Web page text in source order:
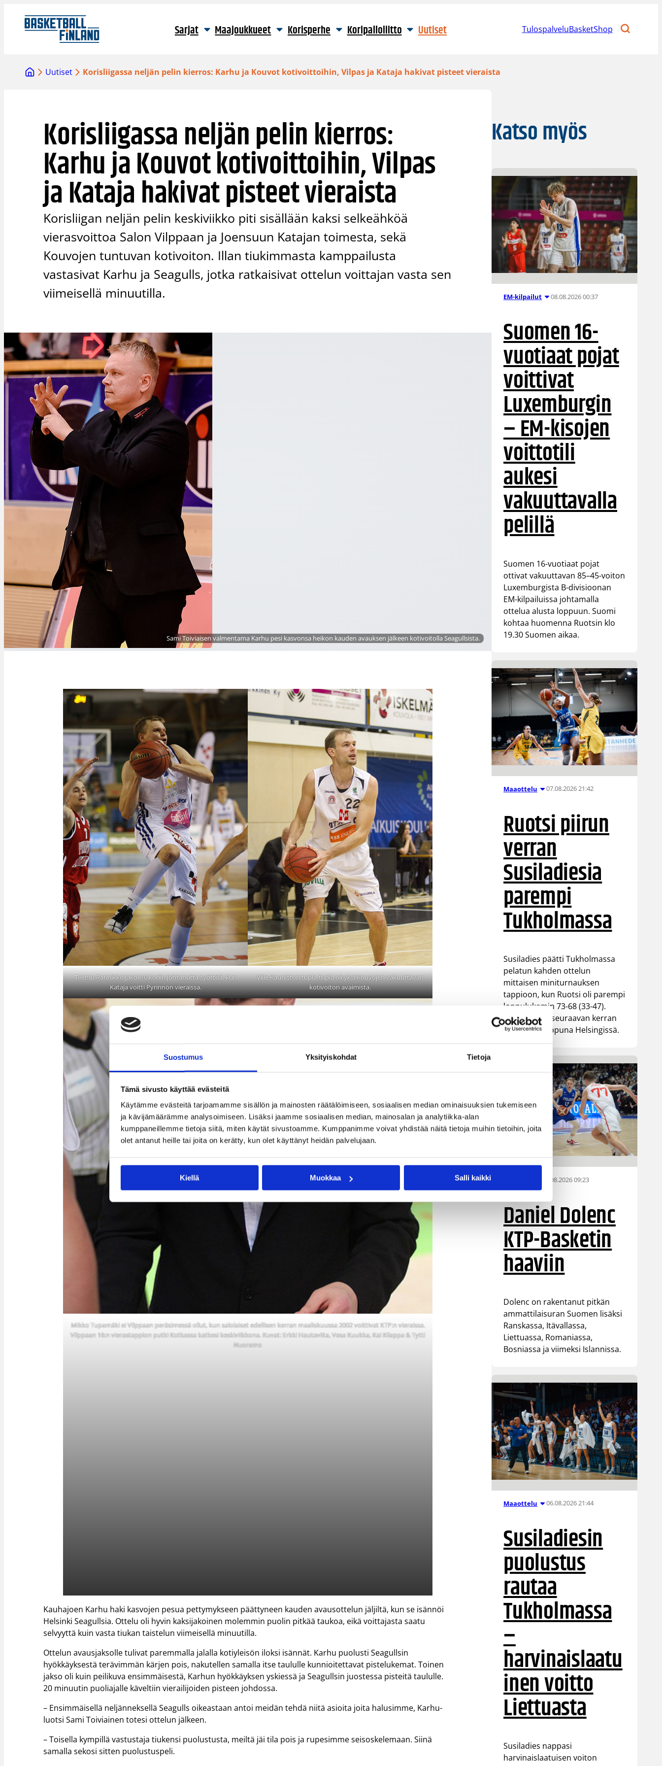
Suostumus Yksityiskohdat Tietoja
Tämä sivusto käyttää evästeitä
Käytämme evästeitä tarjoamamme sisällön ja mainosten räätälöimiseen, sosiaalisen median ominaisuuksien tukemiseen
ja kävijämäärämme analysoimiseen. Lisäksi jaamme sosiaalisen median, mainosalan ja analytiikka-alan
kumppaneillemme tietoja siitä, miten käytät sivustoamme. Kumppanimme voivat yhdistää näitä tietoja muihin tietoihin, joita
olet antanut heille tai joita on kerätty, kun olet käyttänyt heidän palvelujaan.
Kiellä Muokkaa Salli kaikki
sisältöön
Sarjat Maajoukkueet Korisperhe Koripalloliitto Uutiset TulospalveluBasketShop
Uutiset Korisliigassa neljän pelin kierros: Karhu ja Kouvot kotivoittoihin, Vilpas ja Kataja hakivat pisteet vieraista
Korisliigassa neljän pelin kierros:
Karhu ja Kouvot kotivoittoihin, Vilpas
ja Kataja hakivat pisteet vieraista
Korisliigan neljän pelin keskiviikko piti sisällään kaksi selkeähköä
vierasvoittoa Salon Vilppaan ja Joensuun Katajan toimesta, sekä
Kouvojen tuntuvan kotivoiton. Illan tiukimmasta kamppailusta
vastasivat Karhu ja Seagulls, jotka ratkaisivat ottelun voittajan vasta sen
viimeisellä minuutilla.
Sami Toiviaisen valmentama Karhu pesi kasvonsa heikon kauden avauksen jälkeen kotivoitolla Seagullsista.
Teemu Rannikko jakoi 10 koriin johtanutta syöttöä, kun
Kataja voitti Pyrinnön vieraissa.
Ville Kauniston tupla-tupla oli yksi Kouvojen vakuuttavan
kotivoiton avaimista.
Mikko Tupamäki ei Vilppaan peräsimessä ollut, kun salolaiset edellisen kerran maaliskuussa 2002 voittivat KTP:n vieraissa.
Vilppaan 16:n vierastappion putki Kotkassa katkesi keskiviikkona. Kuvat: Erkki Hautaviita, Vesa Kuukka, Kai Kilappa & Tytti
Nuoramo
Kauhajoen Karhu haki kasvojen pesua pettymykseen päättyneen kauden avausottelun jäljiltä, kun se isännöi
Helsinki Seagullsia. Ottelu oli hyvin kaksijakoinen molemmin puolin pitkää taukoa, eikä voittajasta saatu
selvyyttä kuin vasta tiukan taistelun viimeisellä minuutilla.
Ottelun avausjaksolle tulivat paremmalla jalalla kotiyleisön iloksi isännät. Karhu puolusti Seagullsin
hyökkäyksestä terävimmän kärjen pois, nakutellen samalla itse taululle kunnioitettavat pistelukemat. Toinen
jakso oli kuin peilikuva ensimmäisestä, Karhun hyökkäyksen yskiessä ja Seagullsin juostessa pisteitä taululle.
20 minuutin puoliajalle käveltiin vierailijoiden pisteen johdossa.
– Ensimmäisellä neljänneksellä Seagulls oikeastaan antoi meidän tehdä niitä asioita joita halusimme, Karhu-
luotsi Sami Toiviainen totesi ottelun jälkeen.
– Toisella kympillä vastustaja tiukensi puolustusta, meiltä jäi tila pois ja rupesimme seisoskelemaan. Siinä
samalla sekosi sitten puolustuspeli.
Katso myös
EM-kilpailut 08.08.2026 00:37
Suomen 16-
vuotiaat pojat
voittivat
Luxemburgin
– EM-kisojen
voittotili
aukesi
vakuuttavalla
pelillä
Suomen 16-vuotiaat pojat
ottivat vakuuttavan 85–45-voiton
Luxemburgista B-divisioonan
EM-kilpailuissa johtamalla
ottelua alusta loppuun. Suomi
kohtaa huomenna Ruotsin klo
19.30 Suomen aikaa.
Maaottelu 07.08.2026 21:42
Ruotsi piirun
verran
Susiladiesia
parempi
Tukholmassa
Susiladies päätti Tukholmassa
pelatun kahden ottelun
mittaisen miniturnauksen
tappioon, kun Ruotsi oli parempi
loppulukemin 73-68 (33-47).
Suomi pelaa seuraavan kerran
ensi viikonloppuna Helsingissä.
07.08.2026 09:23
Daniel Dolenc
KTP-Basketin
haaviin
Dolenc on rakentanut pitkän
ammattilaisuran Suomen lisäksi
Ranskassa, Itävallassa,
Liettuassa, Romaniassa,
Bosniassa ja viimeksi Islannissa.
Maaottelu 06.08.2026 21:44
Susiladiesin
puolustus
rautaa
Tukholmassa
–
harvinaislaatu
inen voitto
Liettuasta
Susiladies nappasi
harvinaislaatuisen voiton